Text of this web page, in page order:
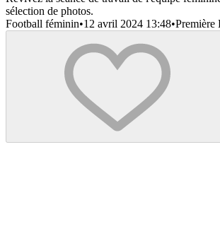
sélection de photos.
Football féminin•12 avril 2024 13:48•Première